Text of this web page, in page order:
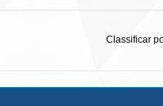
Classificar